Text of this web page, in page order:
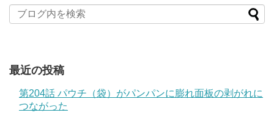
最近の投稿
第204話 パウチ（袋）がパンパンに膨れ面板の剥がれに
つながった